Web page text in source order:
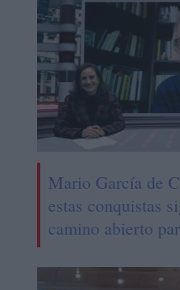
Mario García de
estas conquistas
camino abierto